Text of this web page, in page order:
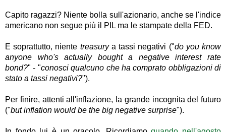
Capito ragazzi? Niente bolla sull'azionario, anche se l'indice
americano non segue più il PIL ma le stampate della FED.
E soprattutto, niente treasury a tassi negativi ("do you know
anyone who's actually bought a negative interest rate
bond?" - "conosci qualcuno che ha comprato obbligazioni di
stato a tassi negativi?").
Per finire, attenti all'inflazione, la grande incognita del futuro
("but inflation would be the big negative surprise").